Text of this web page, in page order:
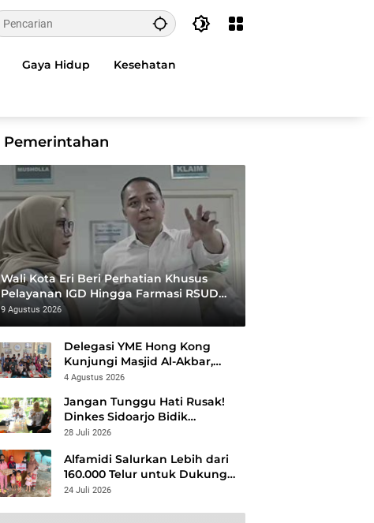
Gaya Hidup Kesehatan
Pemerintahan
Wali Kota Eri Beri Perhatian Khusus
Pelayanan IGD Hingga Farmasi RSUD
Soewandhie
9 Agustus 2026
Delegasi YME Hong Kong
Kunjungi Masjid Al-Akbar,
Perkuat Silaturahmi dan Syiar
4 Agustus 2026
Jangan Tunggu Hati Rusak!
Dinkes Sidoarjo Bidik
Kelompok Berisiko, Perang
28 Juli 2026
Alfamidi Salurkan Lebih dari
160.000 Telur untuk Dukung
Gizi 875 Anak di 26
24 Juli 2026